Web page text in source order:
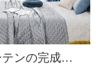
楽巣カーテンの完成品はフル遮光して厚いカーテンを敷いて、北欧の遮光遮音カーテンのフック穴を作って、再彫時間は浅湖藍-95%遮光して、幅1メートルです。